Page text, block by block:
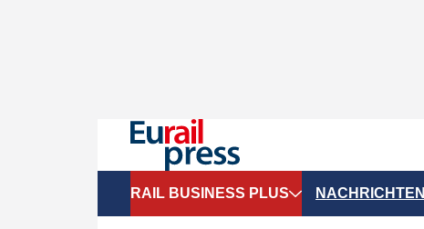
RAIL BUSINESS PLUS NACHRICHTEN